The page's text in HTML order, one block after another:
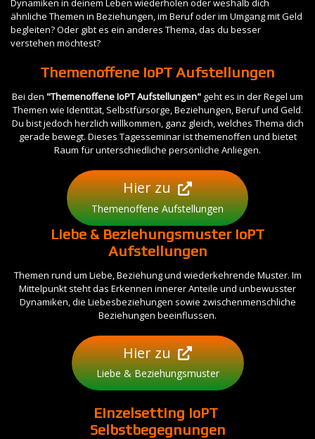
Dynamiken in deinem Leben wiederholen oder weshalb dich
ähnliche Themen in Beziehungen, im Beruf oder im Umgang mit Geld
begleiten? Oder gibt es ein anderes Thema, das du besser
verstehen möchtest?
Themenoffene IoPT Aufstellungen
Bei den "Themenoffene IoPT Aufstellungen" geht es in der Regel um
Themen wie Identität, Selbstfürsorge, Beziehungen, Beruf und Geld.
Du bist jedoch herzlich willkommen, ganz gleich, welches Thema dich
gerade bewegt. Dieses Tagesseminar ist themenoffen und bietet
Raum für unterschiedliche persönliche Anliegen.
Hier zu
Themenoffene Aufstellungen
Liebe & Beziehungsmuster IoPT
Aufstellungen
Themen rund um Liebe, Beziehung und wiederkehrende Muster. Im
Mittelpunkt steht das Erkennen innerer Anteile und unbewusster
Dynamiken, die Liebesbeziehungen sowie zwischenmenschliche
Beziehungen beeinflussen.
Hier zu
Liebe & Beziehungsmuster
Einzelsetting IoPT
Selbstbegegnungen